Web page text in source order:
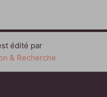
édité par
& Recherche